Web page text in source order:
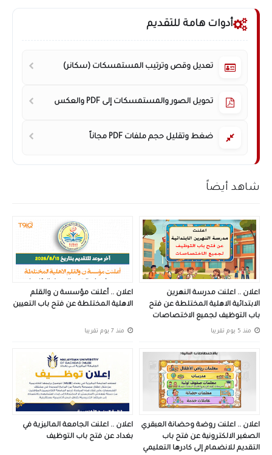
أدوات هامة للتقديم
تعديل وقص وترتيب المستمسكات (سكانر)
تحويل الصور والمستمسكات إلى PDF والعكس
ضغط وتقليل حجم ملفات PDF مجاناً
شاهد أيضاً
اعلان .. اعلنت مدرسة النهرين
الابتدائية الاهلية المختلطة عن فتح
باب التوظيف لجميع الاختصاصات
منذ 5 يوم تقريبا
اعلان .. أعلنت مؤسسة ن والقلم
الاهلية المختلطة عن فتح باب التعيين
منذ 7 يوم تقريبا
اعلان .. اعلنت روضة وحضانة العبقري
الصغير الالكترونية عن فتح باب
التقديم للانضمام إلى كادرها التعليمي
اعلان .. اعلنت الجامعة الماليزية في
بغداد عن فتح باب التوظيف